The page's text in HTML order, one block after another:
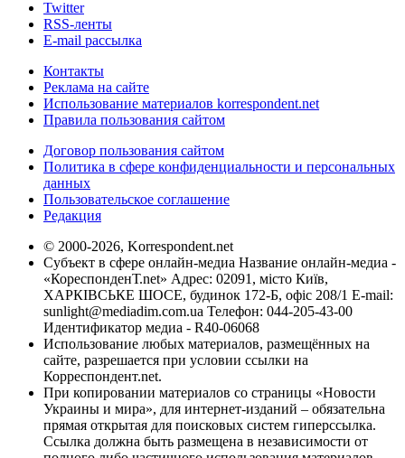
Twitter
RSS-ленты
E-mail рассылка
Контакты
Реклама на сайте
Использование материалов korrespondent.net
Правила пользования сайтом
Договор пользования сайтом
Политика в сфере конфиденциальности и персональных
данных
Пользовательское соглашение
Редакция
© 2000-2026, Korrespondent.net
Субъект в сфере онлайн-медиа Название онлайн-медиа -
«КореспонденТ.net» Адрес: 02091, місто Київ,
ХАРКІВСЬКЕ ШОСЕ, будинок 172-Б, офіс 208/1 E-mail:
sunlight@mediadim.com.ua Телефон: 044-205-43-00
Идентификатор медиа - R40-06068
Использование любых материалов, размещённых на
сайте, разрешается при условии ссылки на
Корреспондент.net.
При копировании материалов со страницы «Новости
Украины и мира», для интернет-изданий – обязательна
прямая открытая для поисковых систем гиперссылка.
Ссылка должна быть размещена в независимости от